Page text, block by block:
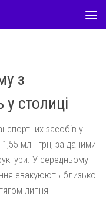
з
столиці
засобів у
млн грн, за даними
У середньому
евакуюють близько
липня